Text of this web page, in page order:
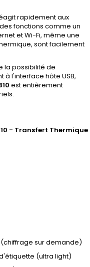
rapidement aux
fonctions comme un
et Wi-Fi, même une
sont facilement
la possibilité de
l'interface hôte USB,
est entièrement
- Transfert Thermique
sur demande)
(ultra light)